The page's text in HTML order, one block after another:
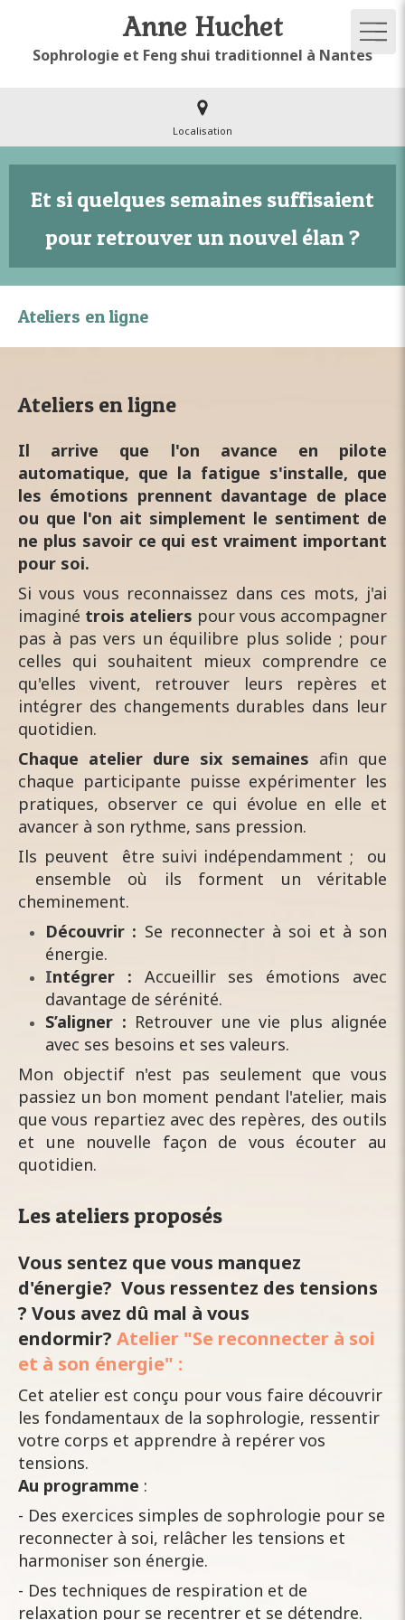
Anne Huchet
Sophrologie et Feng shui traditionnel à Nantes
Localisation
Et si quelques semaines suffisaient
pour retrouver un nouvel élan ?
Ateliers en ligne
Ateliers en ligne
Il arrive que l'on avance en pilote
automatique, que la fatigue s'installe, que
les émotions prennent davantage de place
ou que l'on ait simplement le sentiment de
ne plus savoir ce qui est vraiment important
pour soi.
Si vous vous reconnaissez dans ces mots, j'ai
imaginé trois ateliers pour vous accompagner
pas à pas vers un équilibre plus solide ; pour
celles qui souhaitent mieux comprendre ce
qu'elles vivent, retrouver leurs repères et
intégrer des changements durables dans leur
quotidien.
Chaque atelier dure six semaines afin que
chaque participante puisse expérimenter les
pratiques, observer ce qui évolue en elle et
avancer à son rythme, sans pression.
Ils peuvent être suivi indépendamment ; ou
ensemble où ils forment un véritable
cheminement.
Découvrir : Se reconnecter à soi et à son
énergie.
​​​​Intégrer : Accueillir ses émotions avec
davantage de sérénité.
S’aligner : Retrouver une vie plus alignée
avec ses besoins et ses valeurs.
Mon objectif n'est pas seulement que vous
passiez un bon moment pendant l'atelier, mais
que vous repartiez avec des repères, des outils
et une nouvelle façon de vous écouter au
quotidien.
Les ateliers proposés
Vous sentez que vous manquez
d'énergie? Vous ressentez des tensions
? Vous avez dû mal à vous
endormir? Atelier "Se reconnecter à soi
et à son énergie" :
Cet atelier est conçu pour vous faire découvrir
les fondamentaux de la sophrologie, ressentir
votre corps et apprendre à repérer vos
tensions.
Au programme :
- Des exercices simples de sophrologie pour se
reconnecter à soi, relâcher les tensions et
harmoniser son énergie.
- Des techniques de respiration et de
relaxation pour se recentrer et se détendre.